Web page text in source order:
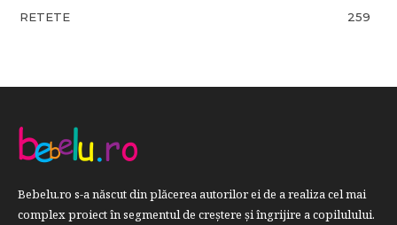
RETETE
259
Bebelu.ro s-a născut din plăcerea autorilor ei de a realiza cel mai
complex proiect în segmentul de creştere şi îngrijire a copilulului.